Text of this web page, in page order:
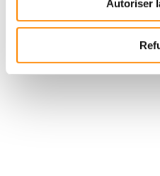
Autoriser